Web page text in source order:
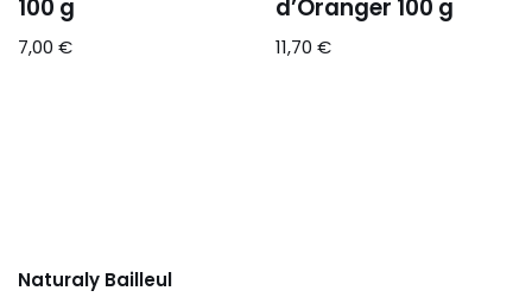
100 g
7,00 €
d’Oranger 100 g
11,70€
Naturaly Bailleul